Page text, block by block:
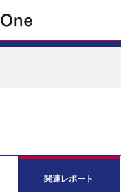
関連レポート